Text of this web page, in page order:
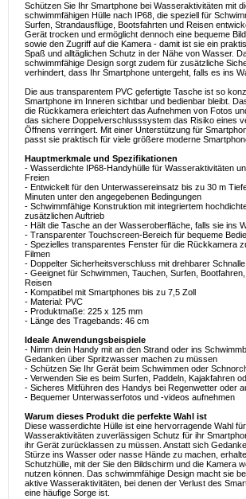
Schützen Sie Ihr Smartphone bei Wasseraktivitäten mit
schwimmfähigen Hülle nach IP68, die speziell für
Surfen, Strandausflüge, Bootsfahrten und Reisen
Gerät trocken und ermöglicht dennoch eine bequeme
sowie den Zugriff auf die Kamera - damit ist sie ein
Spaß und alltäglichen Schutz in der Nähe von Wasser.
schwimmfähige Design sorgt zudem für zusätzliche
verhindert, dass Ihr Smartphone untergeht, falls es ins
Die aus transparentem PVC gefertigte Tasche ist so
Smartphone im Inneren sichtbar und bedienbar bleibt.
die Rückkamera erleichtert das Aufnehmen von Fotos
das sichere Doppelverschlusssystem das Risiko eines
Öffnens verringert. Mit einer Unterstützung für
passt sie praktisch für viele größere moderne
Hauptmerkmale und Spezifikationen
- Wasserdichte IP68-Handyhülle für Wasseraktivitäten
Freien
- Entwickelt für den Unterwassereinsatz bis zu 30 m
Minuten unter den angegebenen Bedingungen
- Schwimmfähige Konstruktion mit integriertem
zusätzlichen Auftrieb
- Hält die Tasche an der Wasseroberfläche, falls sie ins
- Transparenter Touchscreen-Bereich für bequeme
- Spezielles transparentes Fenster für die Rückkamera
Filmen
- Doppelter Sicherheitsverschluss mit drehbarer
- Geeignet für Schwimmen, Tauchen, Surfen,
Reisen
- Kompatibel mit Smartphones bis zu 7,5 Zoll
- Material: PVC
- Produktmaße: 225 x 125 mm
- Länge des Tragebands: 46 cm
Ideale Anwendungsbeispiele
- Nimm dein Handy mit an den Strand oder ins
Gedanken über Spritzwasser machen zu müssen
- Schützen Sie Ihr Gerät beim Schwimmen oder
- Verwenden Sie es beim Surfen, Paddeln, Kajakfahren
- Sicheres Mitführen des Handys bei Regenwetter oder
- Bequemer Unterwasserfotos und -videos aufnehmen
Warum dieses Produkt die perfekte Wahl ist
Diese wasserdichte Hülle ist eine hervorragende Wahl
Wasseraktivitäten zuverlässigen Schutz für ihr
ihr Gerät zurücklassen zu müssen. Anstatt sich
Stürze ins Wasser oder nasse Hände zu machen,
Schutzhülle, mit der Sie den Bildschirm und die Kamera
nutzen können. Das schwimmfähige Design macht sie
aktive Wasseraktivitäten, bei denen der Verlust des
eine häufige Sorge ist.